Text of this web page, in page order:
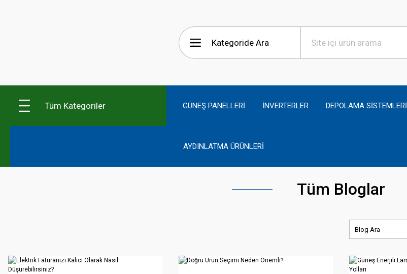
Tüm Kategoriler GÜNEŞ PANELLERİ İNVERTERLER DEPOLAMA SİSTEMLERİ
AYDINLATMA ÜRÜNLERİ
Tüm Bloglar